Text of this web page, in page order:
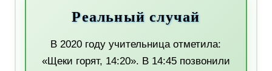
Реальный случай
В 2020 году учительница отметила:
«Щеки горят, 14:20». В 14:45 позвонили